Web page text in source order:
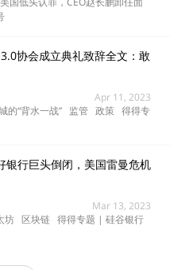
协会成立典礼致辞全文：敢
Apr 11, 2023
的“背水一战” 监管 政策 得得专
银行巨头倒闭，美国雷曼危机
Mar 13, 2023
坊 区块链 得得专题 | 硅谷银行